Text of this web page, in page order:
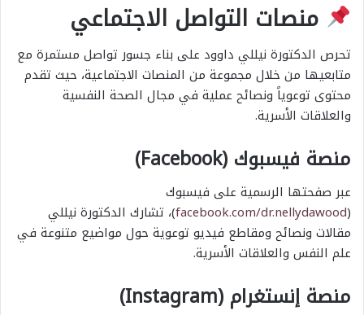
منصات التواصل الاجتماعي
تحرص الدكتورة نيللي داوود على بناء جسور تواصل مستمرة مع
متابعيها من خلال مجموعة من المنصات الاجتماعية، حيث تقدم
محتوى توعوياً ونصائح عملية في مجال الصحة النفسية
والعلاقات الأسرية.
منصة فيسبوك (Facebook)
عبر صفحتها الرسمية على فيسبوك
(
facebook.com/dr.nellydawood)، تشارك الدكتورة نيللي
مقالات ونصائح ومقاطع فيديو توعوية حول مواضيع متنوعة في
علم النفس والعلاقات الأسرية.
منصة إنستغرام (Instagram)